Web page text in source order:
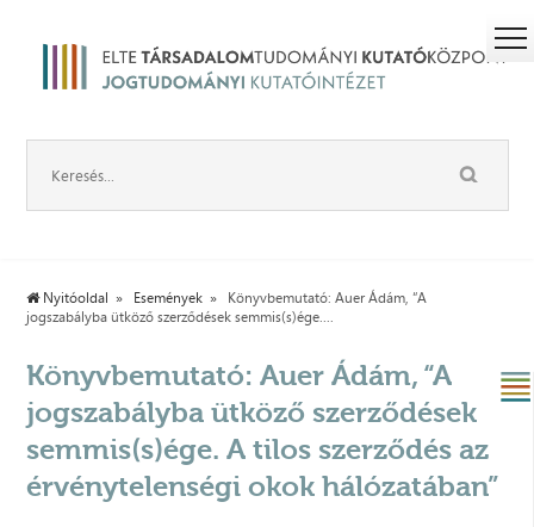
Nyitóoldal Események
Könyvbemutató: Auer Ádám, “A
jogszabályba ütköző szerződések semmis(s)ége....
Könyvbemutató: Auer Ádám, “A
jogszabályba ütköző szerződések
semmis(s)ége. A tilos szerződés az
érvénytelenségi okok hálózatában”